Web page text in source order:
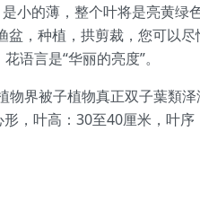
的薄，整个叶将是亮黄绿
，种植，拱剪裁，您可以
语言是“华丽的亮度”。
界被子植物真正双子葉類
，叶高：30至40厘米，叶